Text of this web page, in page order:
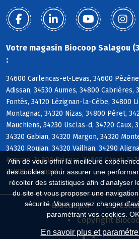
Afin de vous offrir la meilleure
des cookies : pour assurer une
récolter des statistiques afin d'analyser
du site et vous proposer une
sécurité. Vous pouvez changer
paramétrant vos cookies.
En savoir plus et
Votre magasin Biocoop Salagou
:
34600 Carlencas-et-Levas, 34600
Adissan, 34530 Aumes, 34800 Cabrières,
Fontès, 34120 Lézignan-la-Cèbe, 34800
Montagnac, 34320 Nizas, 34800 Péret,
Mauchiens, 34230 Usclas-d, 34720 Caux,
34320 Gabian, 34320 Margon, 34320
34320 Roujan, 34320 Vailhan, 34290
Aspiran, 34800 Brignac, 34800 Canet,
34800 Clermont-l
Biocoop.fr
Le
Copyright